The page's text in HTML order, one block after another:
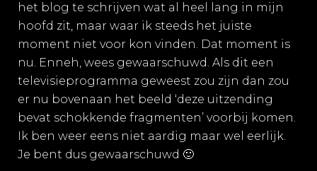
het blog te schrijven wat al heel lang in mijn
hoofd zit, maar waar ik steeds het juiste
moment niet voor kon vinden. Dat moment is
nu. Enneh, wees gewaarschuwd. Als dit een
televisieprogramma geweest zou zijn dan zou
er nu bovenaan het beeld ‘deze uitzending
bevat schokkende fragmenten’ voorbij komen.
Ik ben weer eens niet aardig maar wel eerlijk.
Je bent dus gewaarschuwd 🙂